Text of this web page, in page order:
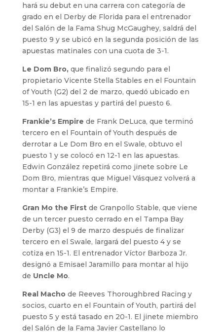
hará su debut en una carrera con categoría de
grado en el Derby de Florida para el entrenador
del Salón de la Fama Shug McGaughey, saldrá del
puesto 9 y se ubicó en la segunda posición de las
apuestas matinales con una cuota de 3-1.
Le Dom Bro,que finalizó segundo para el
propietario Vicente Stella Stables en el Fountain
of Youth (G2) del 2 de marzo, quedó ubicado en
15-1 en las apuestas y partirá del puesto 6.
Frankie’s Empire de Frank DeLuca, que terminó
tercero en el Fountain of Youth después de
derrotar a Le Dom Bro en el Swale, obtuvo el
puesto 1 y se colocó en 12-1 en las apuestas.
Edwin González repetirá como jinete sobre Le
Dom Bro, mientras que Miguel Vásquez volverá a
montar a Frankie’s Empire.
Gran Mo the Firstde Granpollo Stable, que viene
de un tercer puesto cerrado en el Tampa Bay
Derby (G3) el 9 de marzo después de finalizar
tercero en el Swale, largará del puesto 4 y se
cotiza en 15-1. El entrenador Víctor Barboza Jr.
designó a Emisael Jaramillo para montar al hijo
de Uncle Mo.
Real Machode Reeves Thoroughbred Racing y
socios, cuarto en el Fountain of Youth, partirá del
puesto 5 y está tasado en 20-1. El jinete miembro
del Salón de la Fama Javier Castellano lo